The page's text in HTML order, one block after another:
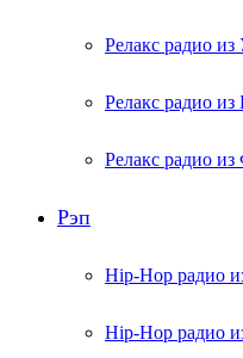
Релакс радио
Релакс радио из
Релакс радио
Рэп
Hip-Hop радио
Hip-Hop радио